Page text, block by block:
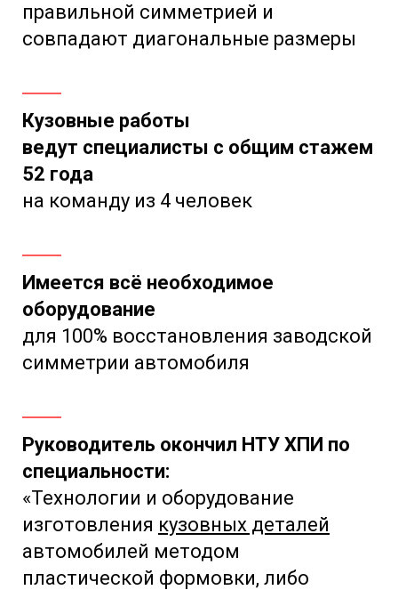
правильной симметрией и
совпадают диагональные размеры
Кузовные работы
ведут специалисты с общим стажем
52 года
на команду из 4 человек
Имеется всё необходимое
оборудование
для 100% восстановления заводской
симметрии автомобиля
Руководитель окончил НТУ ХПИ по
специальности:
«Технологии и оборудование
изготовления кузовных деталей
автомобилей методом
пластической формовки, либо